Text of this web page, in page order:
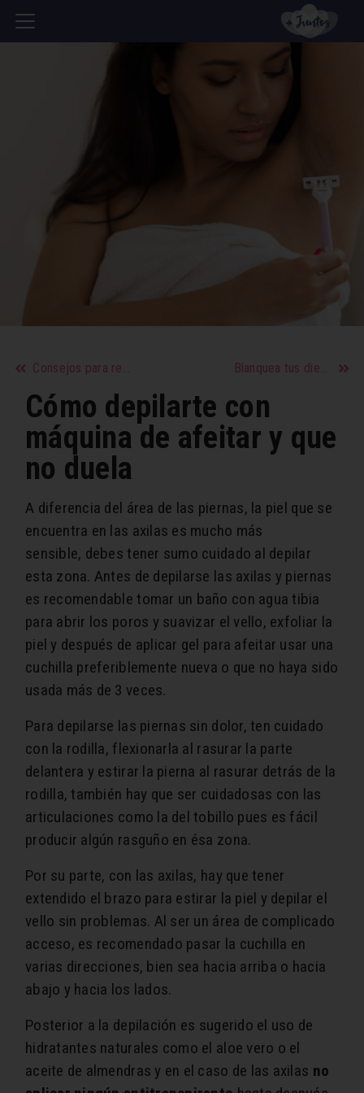
Consejos para recuperar la confianza y superar la decepción en la pareja Blanquea tus dientes en tu casa en solo un mes
Cómo depilarte con
máquina de afeitar y que
no duela
A diferencia del área de las piernas, la piel que se
encuentra en las axilas es mucho más
sensible, debes tener sumo cuidado al depilar
esta zona. Antes de depilarse las axilas y piernas
es recomendable tomar un baño con agua tibia
para abrir los poros y suavizar el vello, exfoliar la
piel y después de aplicar gel para afeitar usar una
cuchilla preferiblemente nueva o que no haya sido
usada más de 3 veces.
Para depilarse las piernas sin dolor, ten cuidado
con la rodilla, flexionarla al rasurar la parte
delantera y estirar la pierna al rasurar detrás de la
rodilla, también hay que ser cuidadosas con las
articulaciones como la del tobillo pues es fácil
producir algún rasguño en ésa zona.
Por su parte, con las axilas, hay que tener
extendido el brazo para estirar la piel y depilar el
vello sin problemas. Al ser un área de complicado
acceso, es recomendado pasar la cuchilla en
varias direcciones, bien sea hacia arriba o hacia
abajo y hacia los lados.
Posterior a la depilación es sugerido el uso de
hidratantes naturales como el aloe vero o el
aceite de almendras y en el caso de las axilas no